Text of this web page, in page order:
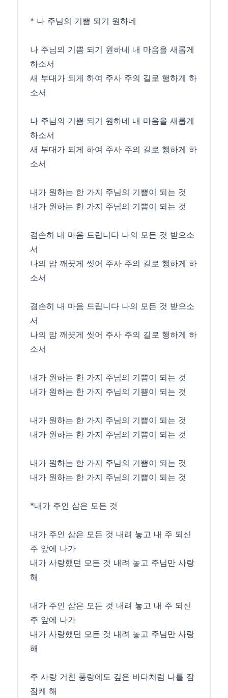
* 나 주님의 기쁨 되기 원하네
나 주님의 기쁨 되기 원하네 내 마음을 새롭게
하소서
새 부대가 되게 하여 주사 주의 길로 행하게 하
소서
나 주님의 기쁨 되기 원하네 내 마음을 새롭게
하소서
새 부대가 되게 하여 주사 주의 길로 행하게 하
소서
내가 원하는 한 가지 주님의 기쁨이 되는 것
내가 원하는 한 가지 주님의 기쁨이 되는 것
겸손히 내 마음 드립니다 나의 모든 것 받으소
서
나의 맘 깨끗게 씻어 주사 주의 길로 행하게 하
소서
겸손히 내 마음 드립니다 나의 모든 것 받으소
서
나의 맘 깨끗게 씻어 주사 주의 길로 행하게 하
소서
내가 원하는 한 가지 주님의 기쁨이 되는 것
내가 원하는 한 가지 주님의 기쁨이 되는 것
내가 원하는 한 가지 주님의 기쁨이 되는 것
내가 원하는 한 가지 주님의 기쁨이 되는 것
내가 원하는 한 가지 주님의 기쁨이 되는 것
내가 원하는 한 가지 주님의 기쁨이 되는 것
*내가 주인 삼은 모든 것
내가 주인 삼은 모든 것 내려 놓고 내 주 되신
주 앞에 나가
내가 사랑했던 모든 것 내려 놓고 주님만 사랑
해
내가 주인 삼은 모든 것 내려 놓고 내 주 되신
주 앞에 나가
내가 사랑했던 모든 것 내려 놓고 주님만 사랑
해
주 사랑 거친 풍랑에도 깊은 바다처럼 나를 잠
잠케 해